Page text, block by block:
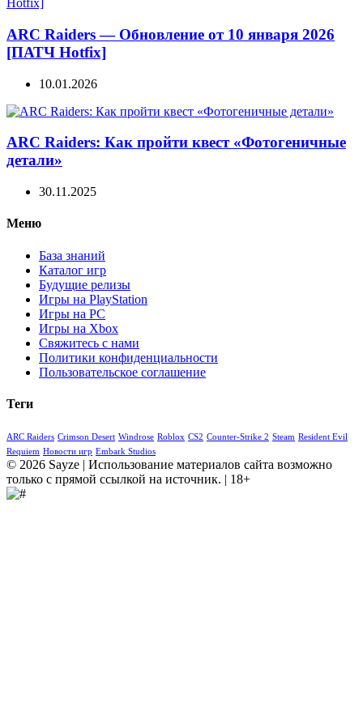
ARC Raiders — Обновление от 10 января 2026
[ПАТЧ Hotfix]
10.01.2026
ARC Raiders: Как пройти квест «Фотогеничные
детали»
30.11.2025
Меню
База знаний
Каталог игр
Будущие релизы
Игры на PlayStation
Игры на PC
Игры на Xbox
Свяжитесь с нами
Политики конфиденциальности
Пользовательское соглашение
Теги
ARC Raiders Crimson Desert Windrose Roblox CS2 Counter-Strike 2 Steam Resident Evil
Requiem Новости игр Embark Studios
© 2026 Sayze | Использование материалов сайта возможно
только с прямой ссылкой на источник. | 18+